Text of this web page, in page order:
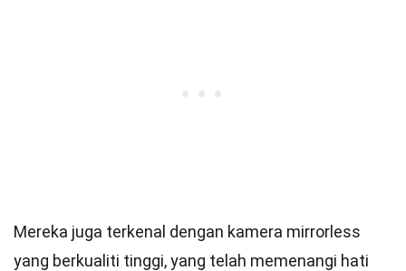
Mereka juga terkenal dengan kamera mirrorless
yang berkualiti tinggi, yang telah memenangi hati